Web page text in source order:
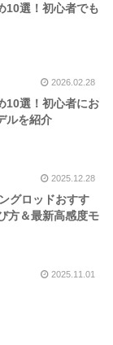
10選！初心者でも
2026.02.28
10選！初心者にお
ルを紹介
2025.12.28
グロッドおすす
方＆最新高感度モ
2025.11.01